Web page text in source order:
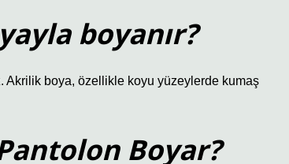
boyanır?
Akrilik boya, özellikle koyu yüzeylerde kumaş
Boyar?